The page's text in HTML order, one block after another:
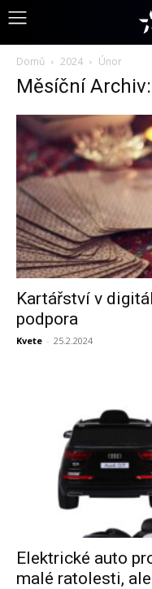
Domů 2024 Únor
Měsíční
Kartářství v
podpora
Kvete - 25.2.2024
Elektrické auto
malé ratolesti, ale